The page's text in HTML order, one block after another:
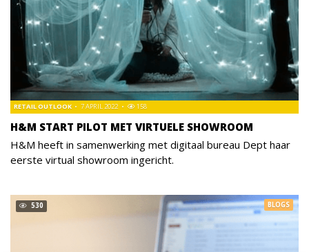
H&M START PILOT MET VIRTUELE SHOWROOM
RETAIL OUTLOOK 7 APRIL 2022 158
H&M heeft in samenwerking met digitaal bureau Dept haar
eerste virtual showroom ingericht.
530 BLOGS